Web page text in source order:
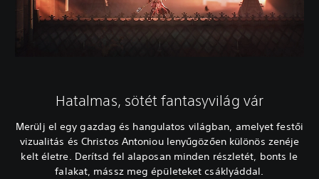
Hatalmas, sötét fantasyvilág vár
Merülj el egy gazdag és hangulatos világban, amelyet festői
vizualitás és Christos Antoniou lenyűgözően különös zenéje
kelt életre. Derítsd fel alaposan minden részletét, bonts le
falakat, mássz meg épületeket csáklyáddal.